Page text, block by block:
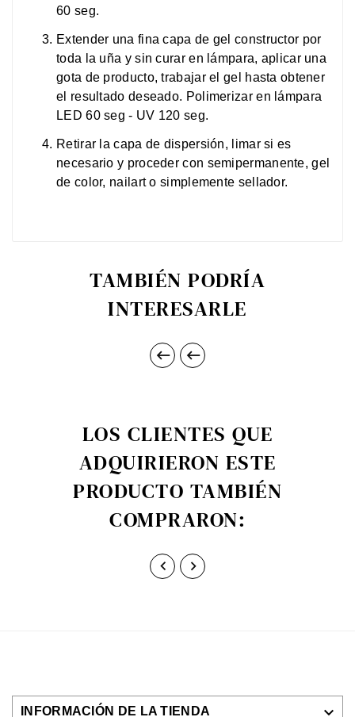
60 seg.
Extender una fina capa de gel constructor por
toda la uña y sin curar en lámpara, aplicar una
gota de producto, trabajar el gel hasta obtener
el resultado deseado. Polimerizar en lámpara
LED 60 seg - UV 120 seg.
Retirar la capa de dispersión, limar si es
necesario y proceder con semipermanente, gel
de color, nailart o simplemente sellador.
TAMBIÉN PODRÍA
INTERESARLE
 
LOS CLIENTES QUE
ADQUIRIERON ESTE
PRODUCTO TAMBIÉN
COMPRARON:
 
INFORMACIÓN DE LA TIENDA 